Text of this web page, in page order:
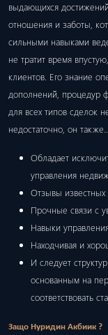
выдающихся
отношения и заботы,
сильными навыками
не тратит время
клиентов. Его знание
дополнений, процедур
для всех типов сделок
недостаточно, он
Обладает
управления
Отзывы известных
Прочные связи с
Навыки
Находчивая и
И следует
основанным на
соответствовать
Защо Нуридин Акбиик ?